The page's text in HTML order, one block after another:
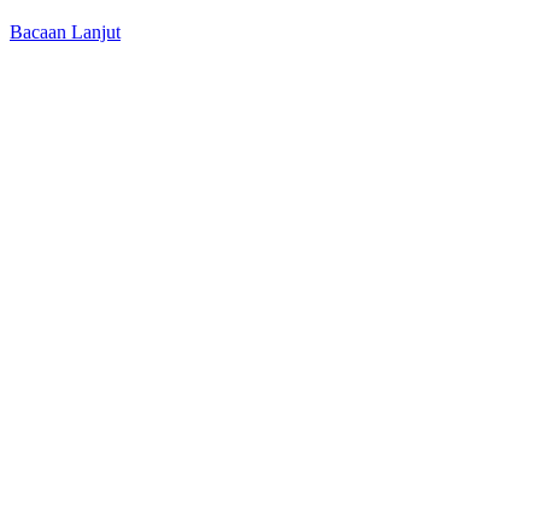
Bacaan Lanjut